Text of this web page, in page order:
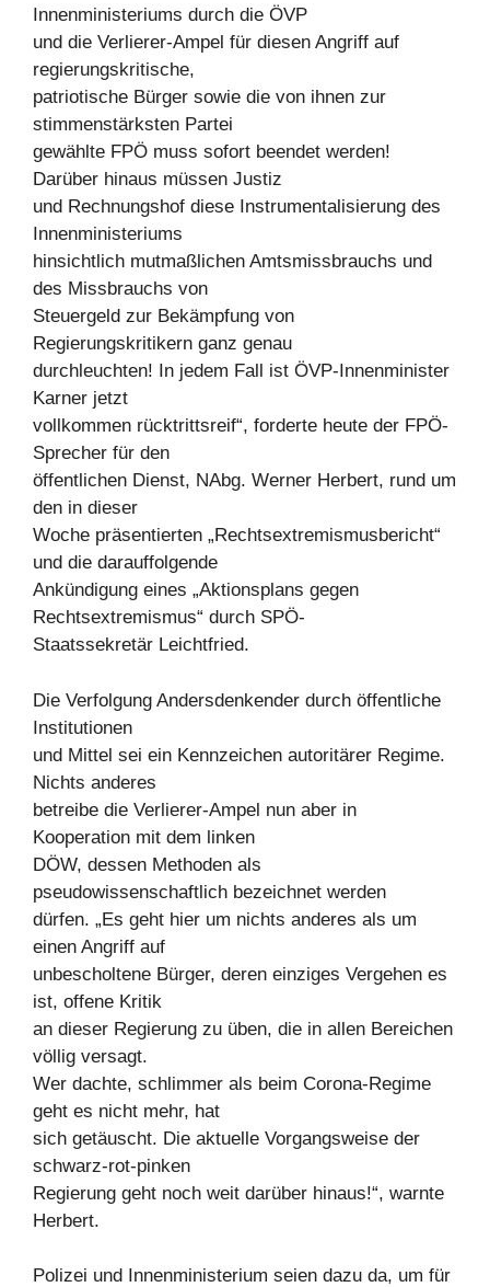
Innenministeriums durch die ÖVP
und die Verlierer-Ampel für diesen Angriff auf
regierungskritische,
patriotische Bürger sowie die von ihnen zur
stimmenstärksten Partei
gewählte FPÖ muss sofort beendet werden!
Darüber hinaus müssen Justiz
und Rechnungshof diese Instrumentalisierung des
Innenministeriums
hinsichtlich mutmaßlichen Amtsmissbrauchs und
des Missbrauchs von
Steuergeld zur Bekämpfung von
Regierungskritikern ganz genau
durchleuchten! In jedem Fall ist ÖVP-Innenminister
Karner jetzt
vollkommen rücktrittsreif“, forderte heute der FPÖ-
Sprecher für den
öffentlichen Dienst, NAbg. Werner Herbert, rund um
den in dieser
Woche präsentierten „Rechtsextremismusbericht“
und die darauffolgende
Ankündigung eines „Aktionsplans gegen
Rechtsextremismus“ durch SPÖ-
Staatssekretär Leichtfried.
Die Verfolgung Andersdenkender durch öffentliche
Institutionen
und Mittel sei ein Kennzeichen autoritärer Regime.
Nichts anderes
betreibe die Verlierer-Ampel nun aber in
Kooperation mit dem linken
DÖW, dessen Methoden als
pseudowissenschaftlich bezeichnet werden
dürfen. „Es geht hier um nichts anderes als um
einen Angriff auf
unbescholtene Bürger, deren einziges Vergehen es
ist, offene Kritik
an dieser Regierung zu üben, die in allen Bereichen
völlig versagt.
Wer dachte, schlimmer als beim Corona-Regime
geht es nicht mehr, hat
sich getäuscht. Die aktuelle Vorgangsweise der
schwarz-rot-pinken
Regierung geht noch weit darüber hinaus!“, warnte
Herbert.
Polizei und Innenministerium seien dazu da, um für